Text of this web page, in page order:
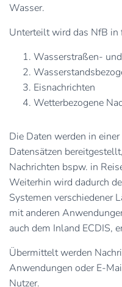
Wasser.
Unterteilt wird das NfB in
Wasserstraßen-
Eisnachrichten
Wetterbezogene
Die Daten werden in
Datensätzen
Nachrichten bspw. in
Weiterhin wird dadurch
Systemen verschiedener
mit anderen
auch dem Inland ECDIS,
Übermittelt werden
Anwendungen oder E-
Nutzer.